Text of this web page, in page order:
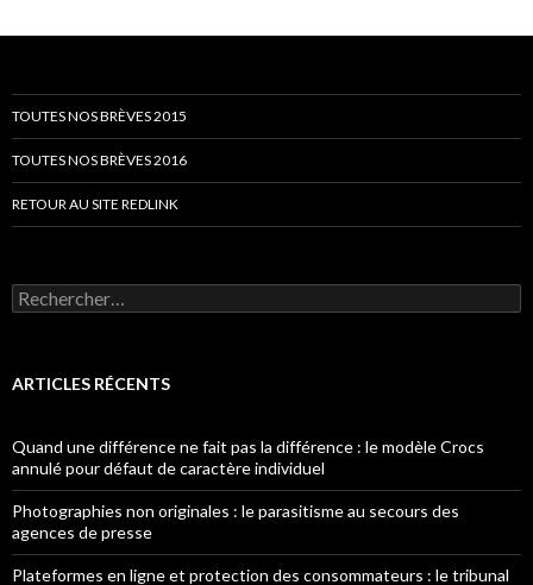
TOUTES NOS BRÈVES 2015
TOUTES NOS BRÈVES 2016
RETOUR AU SITE REDLINK
Rechercher :
ARTICLES RÉCENTS
Quand une différence ne fait pas la différence : le modèle Crocs
annulé pour défaut de caractère individuel
Photographies non originales : le parasitisme au secours des
agences de presse
Plateformes en ligne et protection des consommateurs : le tribunal